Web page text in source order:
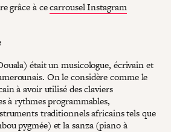
grâce à cecarrousel Instagram
était un musicologue, écrivain et
On le considère comme le
à avoir utilisé des claviers
à rythmes programmables,
traditionnels africains tels que
pygmée) et la sanza (piano à